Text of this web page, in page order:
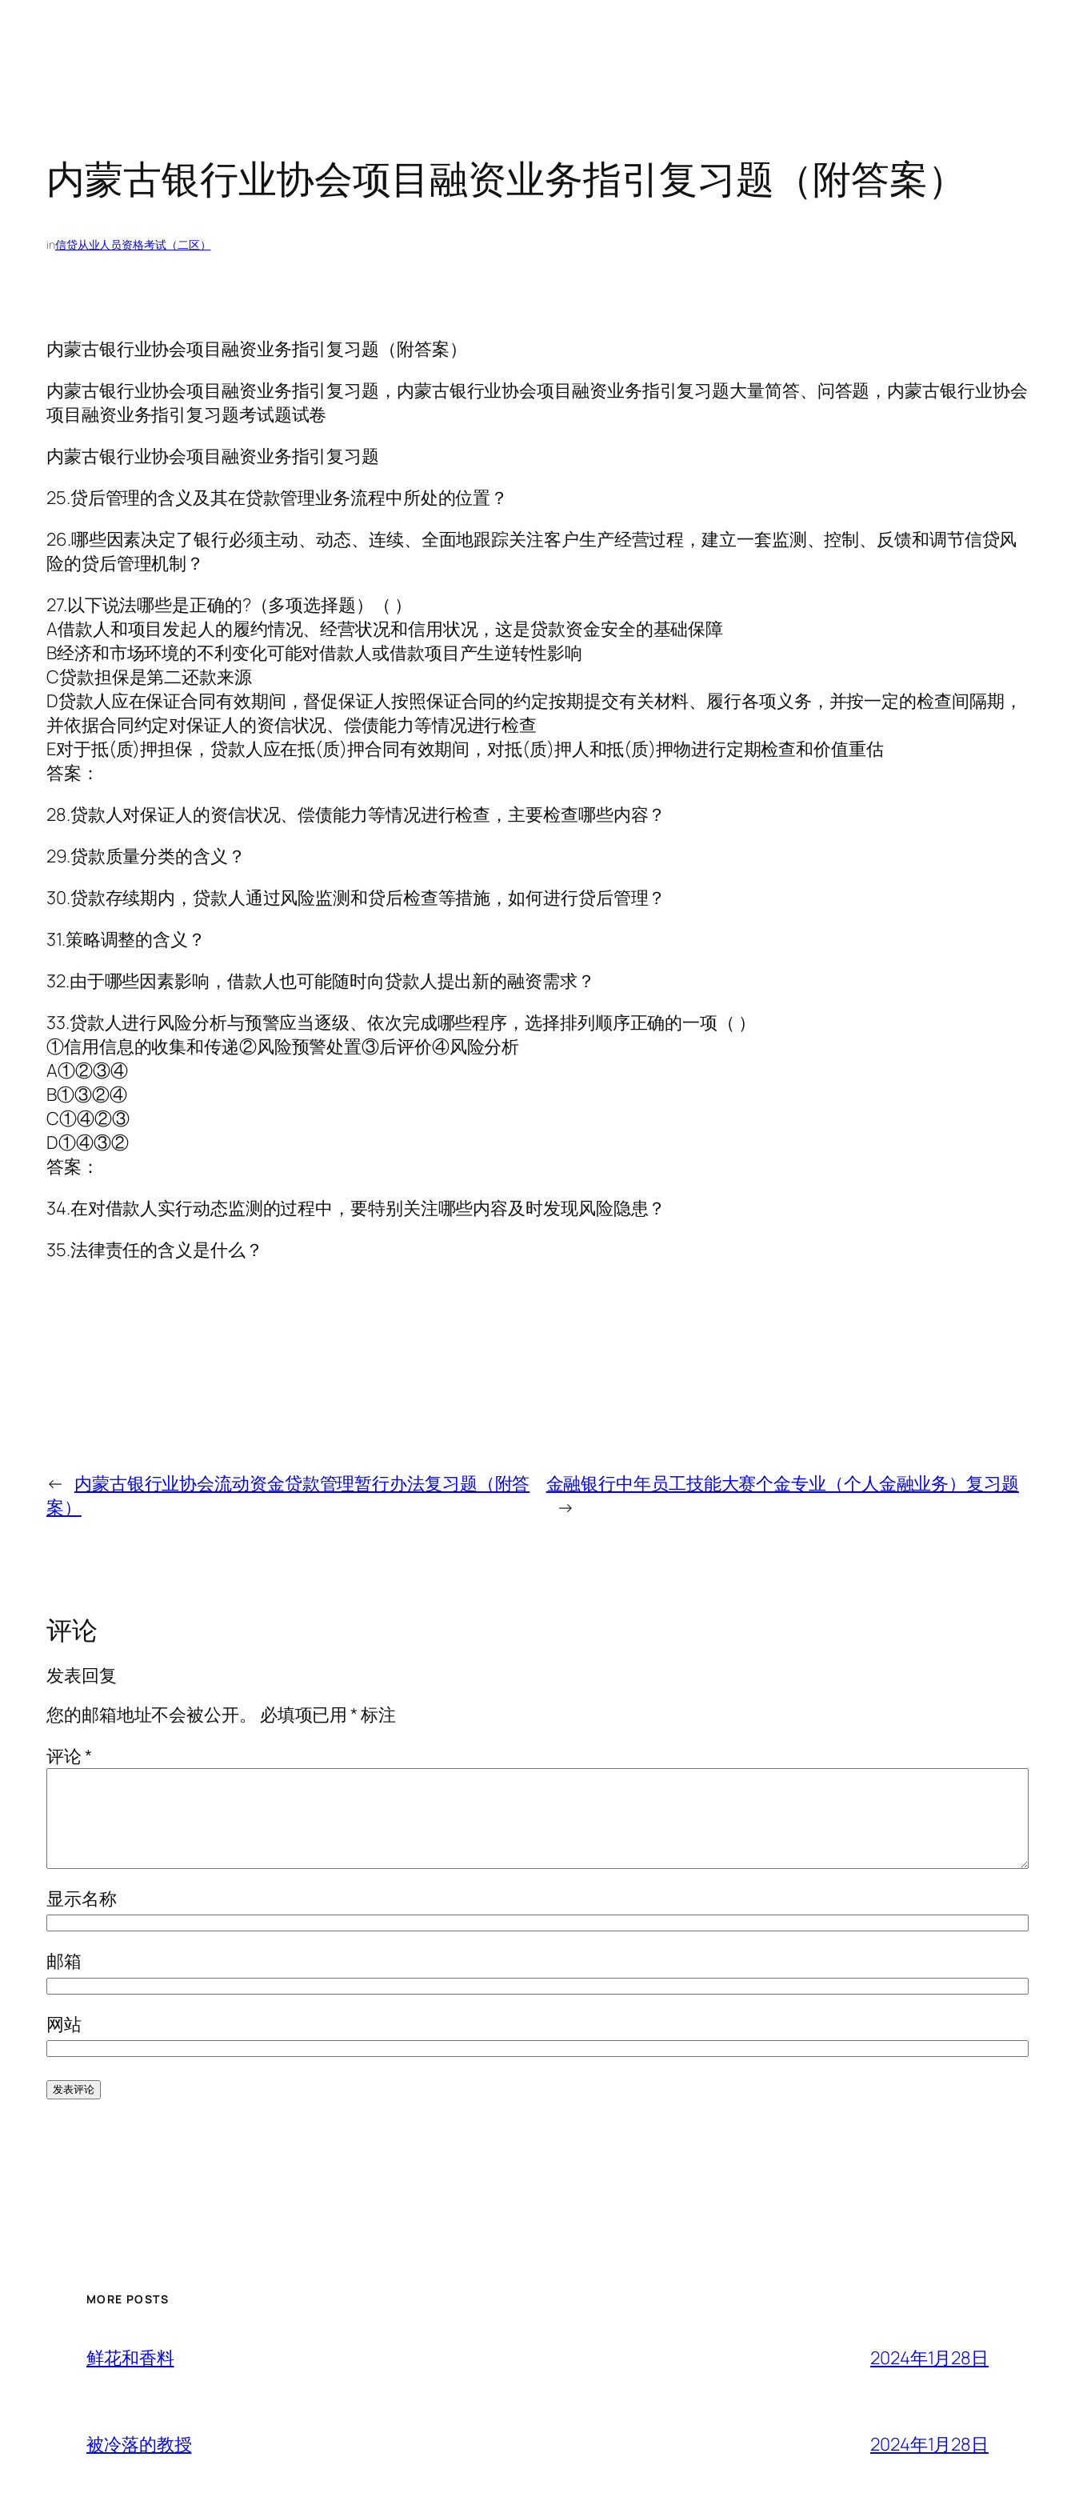
内蒙古银行业协会项目融资业务指引复习题（附答案）
in信贷从业人员资格考试（二区）
内蒙古银行业协会项目融资业务指引复习题（附答案）
内蒙古银行业协会项目融资业务指引复习题，内蒙古银行业协会项目融资业务指引复习题大量简答、问答题，内蒙古银行业协会
项目融资业务指引复习题考试题试卷
内蒙古银行业协会项目融资业务指引复习题
25.贷后管理的含义及其在贷款管理业务流程中所处的位置？
26.哪些因素决定了银行必须主动、动态、连续、全面地跟踪关注客户生产经营过程，建立一套监测、控制、反馈和调节信贷风
险的贷后管理机制？
27.以下说法哪些是正确的?（多项选择题）（ ）
A借款人和项目发起人的履约情况、经营状况和信用状况，这是贷款资金安全的基础保障
B经济和市场环境的不利变化可能对借款人或借款项目产生逆转性影响
C贷款担保是第二还款来源
D贷款人应在保证合同有效期间，督促保证人按照保证合同的约定按期提交有关材料、履行各项义务，并按一定的检查间隔期，
并依据合同约定对保证人的资信状况、偿债能力等情况进行检查
E对于抵(质)押担保，贷款人应在抵(质)押合同有效期间，对抵(质)押人和抵(质)押物进行定期检查和价值重估
答案：
28.贷款人对保证人的资信状况、偿债能力等情况进行检查，主要检查哪些内容？
29.贷款质量分类的含义？
30.贷款存续期内，贷款人通过风险监测和贷后检查等措施，如何进行贷后管理？
31.策略调整的含义？
32.由于哪些因素影响，借款人也可能随时向贷款人提出新的融资需求？
33.贷款人进行风险分析与预警应当逐级、依次完成哪些程序，选择排列顺序正确的一项（ ）
①信用信息的收集和传递②风险预警处置③后评价④风险分析
A①②③④
B①③②④
C①④②③
D①④③②
答案：
34.在对借款人实行动态监测的过程中，要特别关注哪些内容及时发现风险隐患？
35.法律责任的含义是什么？
← 内蒙古银行业协会流动资金贷款管理暂行办法复习题（附答
案）
金融银行中年员工技能大赛个金专业（个人金融业务）复习题
→
评论
发表回复
您的邮箱地址不会被公开。
必填项已用*标注
评论*
显示名称
邮箱
网站
MORE POSTS
鲜花和香料 2024年1月28日
被冷落的教授 2024年1月28日